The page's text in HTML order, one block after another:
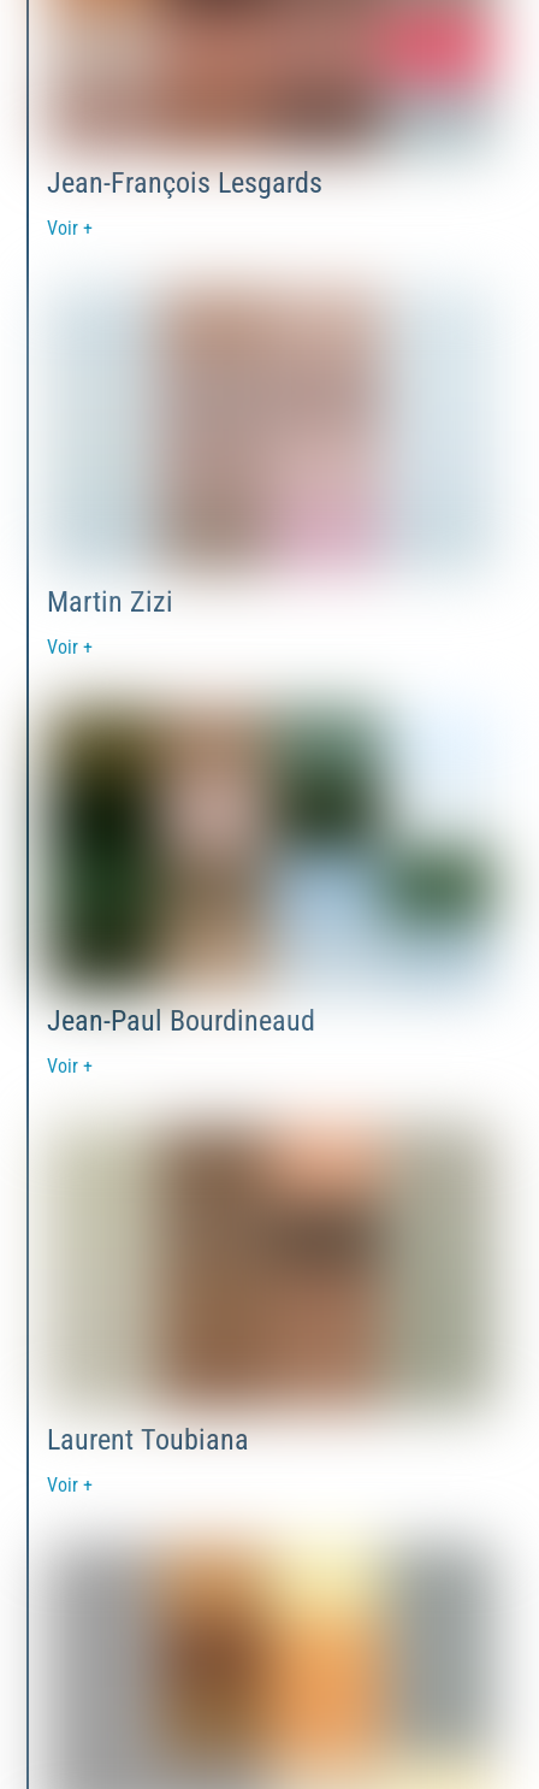
Jean-François Lesgards
Voir +
Martin Zizi
Voir +
Jean-Paul Bourdineaud
Voir +
Laurent Toubiana
Voir +